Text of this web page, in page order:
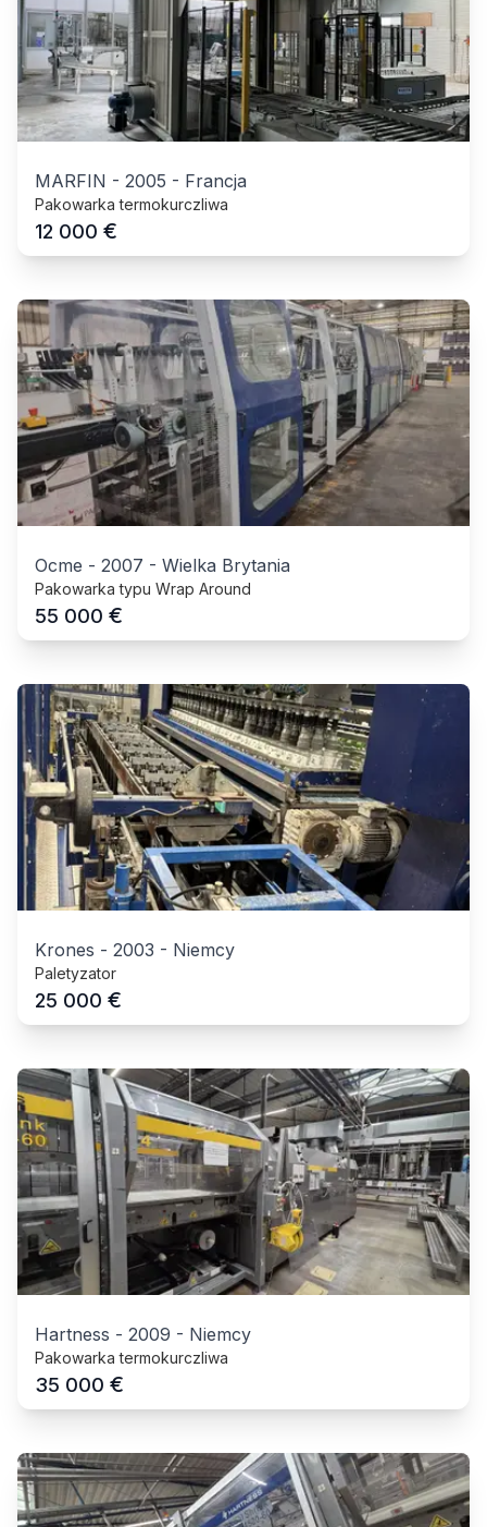
MARFIN - 2005 - Francja
Pakowarka termokurczliwa
12 000 €
Ocme - 2007 - Wielka Brytania
Pakowarka typu Wrap Around
55 000 €
Krones - 2003 - Niemcy
Paletyzator
25 000 €
Hartness - 2009 - Niemcy
Pakowarka termokurczliwa
35 000 €